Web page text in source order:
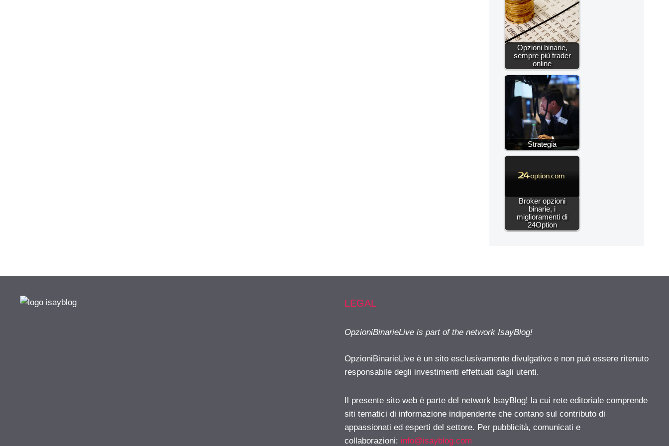
Opzioni binarie,
sempre più trader
online
Strategia
Broker opzioni
binarie, i
miglioramenti di
24Option
LEGAL
OpzioniBinarieLive is part of the network IsayBlog!
OpzioniBinarieLive è un sito esclusivamente divulgativo e non può essere ritenuto
responsabile degli investimenti effettuati dagli utenti.
Il presente sito web è parte del network IsayBlog! la cui rete editoriale comprende
siti tematici di informazione indipendente che contano sul contributo di
appassionati ed esperti del settore. Per pubblicità, comunicati e
collaborazioni: info@isayblog.com